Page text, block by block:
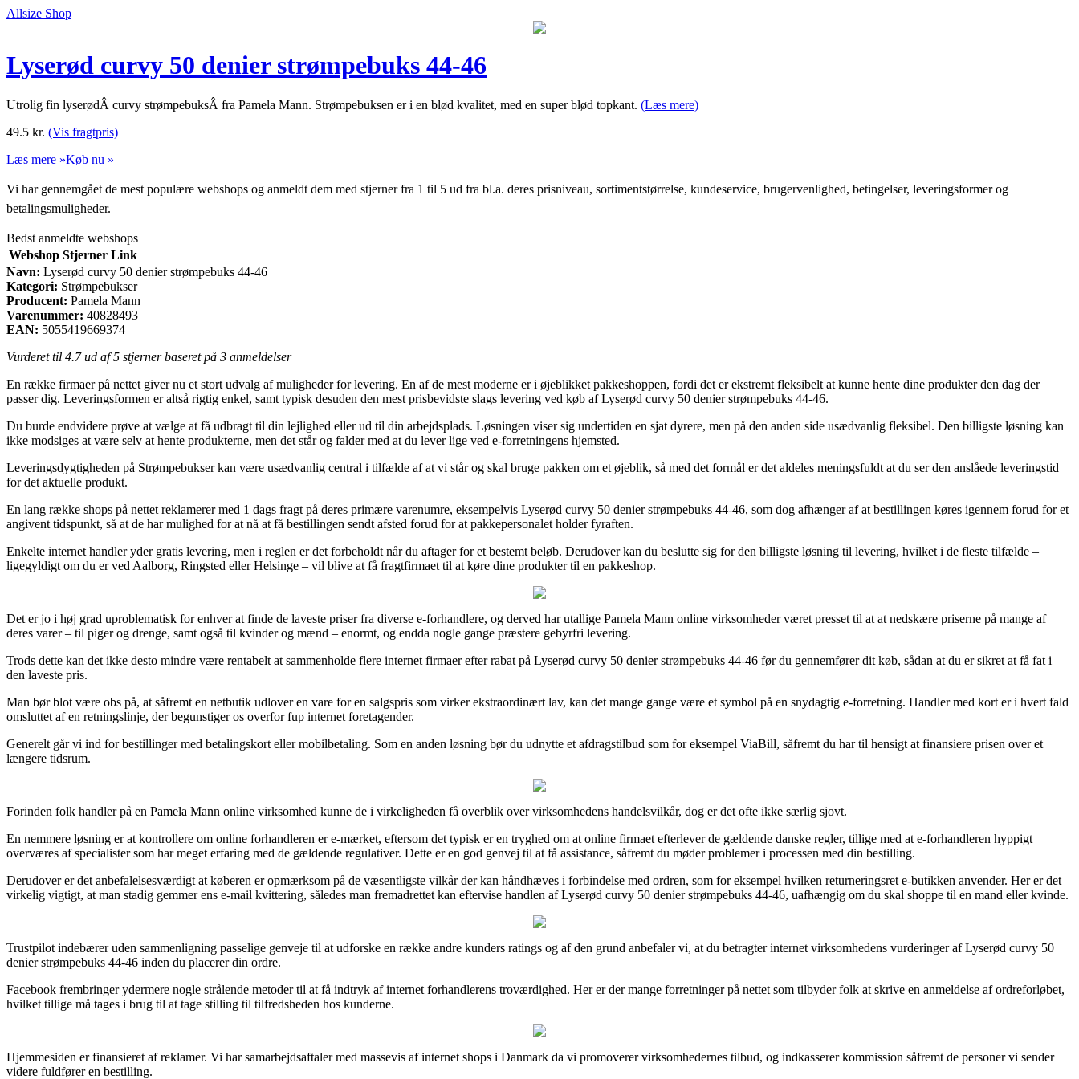
Allsize Shop
Lyserød curvy 50 denier strømpebuks 44-46
Utrolig fin lyserødÂ curvy strømpebuksÂ fra Pamela Mann. Strømpebuksen er i en blød kvalitet, med en super blød topkant. (Læs mere)
49.5 kr. (Vis fragtpris)
Læs mere »Køb nu »
Vi har gennemgået de mest populære webshops og anmeldt dem med stjerner fra 1 til 5 ud fra bl.a. deres prisniveau, sortimentstørrelse, kundeservice, brugervenlighed, betingelser, leveringsformer og
betalingsmuligheder.
Bedst anmeldte webshops
Webshop Stjerner Link
Navn: Lyserød curvy 50 denier strømpebuks 44-46
Kategori: Strømpebukser
Producent: Pamela Mann
Varenummer: 40828493
EAN: 5055419669374
Vurderet til 4.7ud af 5 stjerner baseret på 3 anmeldelser
En række firmaer på nettet giver nu et stort udvalg af muligheder for levering. En af de mest moderne er i øjeblikket pakkeshoppen, fordi det er ekstremt fleksibelt at kunne hente dine produkter den dag der
passer dig. Leveringsformen er altså rigtig enkel, samt typisk desuden den mest prisbevidste slags levering ved køb af Lyserød curvy 50 denier strømpebuks 44-46.
Du burde endvidere prøve at vælge at få udbragt til din lejlighed eller ud til din arbejdsplads. Løsningen viser sig undertiden en sjat dyrere, men på den anden side usædvanlig fleksibel. Den billigste løsning kan
ikke modsiges at være selv at hente produkterne, men det står og falder med at du lever lige ved e-forretningens hjemsted.
Leveringsdygtigheden på Strømpebukser kan være usædvanlig central i tilfælde af at vi står og skal bruge pakken om et øjeblik, så med det formål er det aldeles meningsfuldt at du ser den anslåede leveringstid
for det aktuelle produkt.
En lang række shops på nettet reklamerer med 1 dags fragt på deres primære varenumre, eksempelvis Lyserød curvy 50 denier strømpebuks 44-46, som dog afhænger af at bestillingen køres igennem forud for et
angivent tidspunkt, så at de har mulighed for at nå at få bestillingen sendt afsted forud for at pakkepersonalet holder fyraften.
Enkelte internet handler yder gratis levering, men i reglen er det forbeholdt når du aftager for et bestemt beløb. Derudover kan du beslutte sig for den billigste løsning til levering, hvilket i de fleste tilfælde –
ligegyldigt om du er ved Aalborg, Ringsted eller Helsinge – vil blive at få fragtfirmaet til at køre dine produkter til en pakkeshop.
Det er jo i høj grad uproblematisk for enhver at finde de laveste priser fra diverse e-forhandlere, og derved har utallige Pamela Mann online virksomheder været presset til at at nedskære priserne på mange af
deres varer – til piger og drenge, samt også til kvinder og mænd – enormt, og endda nogle gange præstere gebyrfri levering.
Trods dette kan det ikke desto mindre være rentabelt at sammenholde flere internet firmaer efter rabat på Lyserød curvy 50 denier strømpebuks 44-46 før du gennemfører dit køb, sådan at du er sikret at få fat i
den laveste pris.
Man bør blot være obs på, at såfremt en netbutik udlover en vare for en salgspris som virker ekstraordinært lav, kan det mange gange være et symbol på en snydagtig e-forretning. Handler med kort er i hvert fald
omsluttet af en retningslinje, der begunstiger os overfor fup internet foretagender.
Generelt går vi ind for bestillinger med betalingskort eller mobilbetaling. Som en anden løsning bør du udnytte et afdragstilbud som for eksempel ViaBill, såfremt du har til hensigt at finansiere prisen over et
længere tidsrum.
Forinden folk handler på en Pamela Mann online virksomhed kunne de i virkeligheden få overblik over virksomhedens handelsvilkår, dog er det ofte ikke særlig sjovt.
En nemmere løsning er at kontrollere om online forhandleren er e-mærket, eftersom det typisk er en tryghed om at online firmaet efterlever de gældende danske regler, tillige med at e-forhandleren hyppigt
overværes af specialister som har meget erfaring med de gældende regulativer. Dette er en god genvej til at få assistance, såfremt du møder problemer i processen med din bestilling.
Derudover er det anbefalelsesværdigt at køberen er opmærksom på de væsentligste vilkår der kan håndhæves i forbindelse med ordren, som for eksempel hvilken returneringsret e-butikken anvender. Her er det
virkelig vigtigt, at man stadig gemmer ens e-mail kvittering, således man fremadrettet kan eftervise handlen af Lyserød curvy 50 denier strømpebuks 44-46, uafhængig om du skal shoppe til en mand eller kvinde.
Trustpilot indebærer uden sammenligning passelige genveje til at udforske en række andre kunders ratings og af den grund anbefaler vi, at du betragter internet virksomhedens vurderinger af Lyserød curvy 50
denier strømpebuks 44-46 inden du placerer din ordre.
Facebook frembringer ydermere nogle strålende metoder til at få indtryk af internet forhandlerens troværdighed. Her er der mange forretninger på nettet som tilbyder folk at skrive en anmeldelse af ordreforløbet,
hvilket tillige må tages i brug til at tage stilling til tilfredsheden hos kunderne.
Hjemmesiden er finansieret af reklamer. Vi har samarbejdsaftaler med massevis af internet shops i Danmark da vi promoverer virksomhedernes tilbud, og indkasserer kommission såfremt de personer vi sender
videre fuldfører en bestilling.